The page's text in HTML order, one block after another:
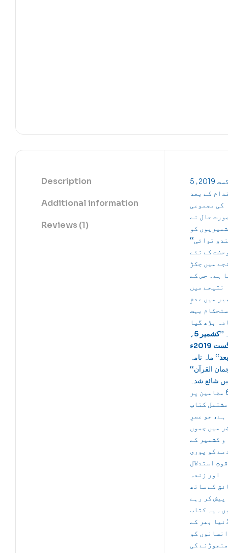
Description
Additional information
Reviews (1)
5؍اگست 2019ء
کے بعد
کی مجموعی
حال نے
کو
توائی‘‘
کے نئے
میں جکڑ
ہے۔ جس کے
نتیجے میں
میں عدمِ
بہت
بڑھ گیا
’’کشمیر
5؍
اگست 2019ء
‘‘ ماہ نامہ
القرآن‘‘
شائع شدہ
66 مضامین پر
مشتمل کتاب
ہے، جو عصرِ
میں جموں
و کشمیر کے
کو پوری
قوتِ استدلال
اور زندہ
کے ساتھ
پیش کر رہے
یہ کتاب
بھر کے
انسانوں کو
کی